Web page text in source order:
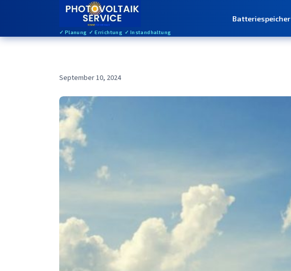
✓ Planung ✓ Errichtung ✓ Instandhaltung
Batteriespeicher
September 10, 2024